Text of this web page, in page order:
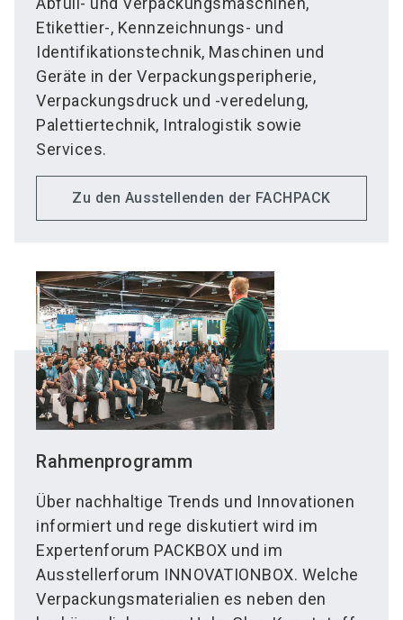
Etikettier-, Kennzeichnungs- und
Identifikationstechnik, Maschinen und
Geräte in der Verpackungsperipherie,
Verpackungsdruck und -veredelung,
Palettiertechnik, Intralogistik sowie
Services.
Zu den Ausstellenden der FACHPACK
Rahmenprogramm
Über nachhaltige Trends und Innovationen
informiert und rege diskutiert wird im
Expertenforum PACKBOX und im
Ausstellerforum INNOVATIONBOX. Welche
Verpackungsmaterialien es neben den